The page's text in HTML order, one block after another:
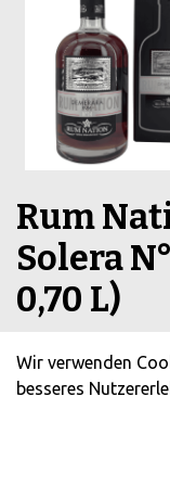
Rum
Solera
0,70 L)
Der Rum Nation
geschmeidiger, in
Toffee, Lakritze
Wir verwenden
besseres